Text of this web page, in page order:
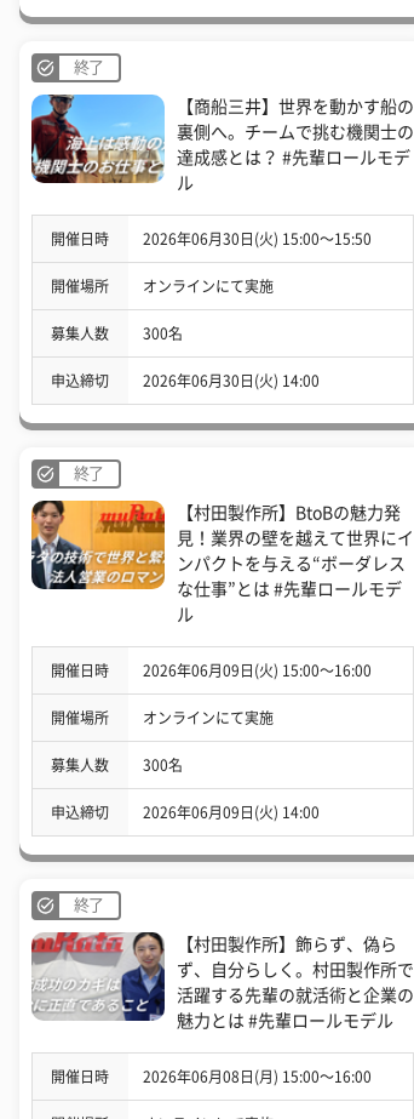
終了
【商船三井】世界を動かす船の
裏側へ。チームで挑む機関士の
達成感とは？ #先輩ロールモデ
ル
開催日時 2026年06月30日(火) 15:00〜15:50
開催場所 オンラインにて実施
募集人数 300名
申込締切 2026年06月30日(火) 14:00
終了
【村田製作所】BtoBの魅力発
見！業界の壁を越えて世界にイ
ンパクトを与える“ボーダレス
な仕事”とは #先輩ロールモデ
ル
開催日時 2026年06月09日(火) 15:00〜16:00
開催場所 オンラインにて実施
募集人数 300名
申込締切 2026年06月09日(火) 14:00
終了
【村田製作所】飾らず、偽ら
ず、自分らしく。村田製作所で
活躍する先輩の就活術と企業の
魅力とは #先輩ロールモデル
開催日時 2026年06月08日(月) 15:00〜16:00